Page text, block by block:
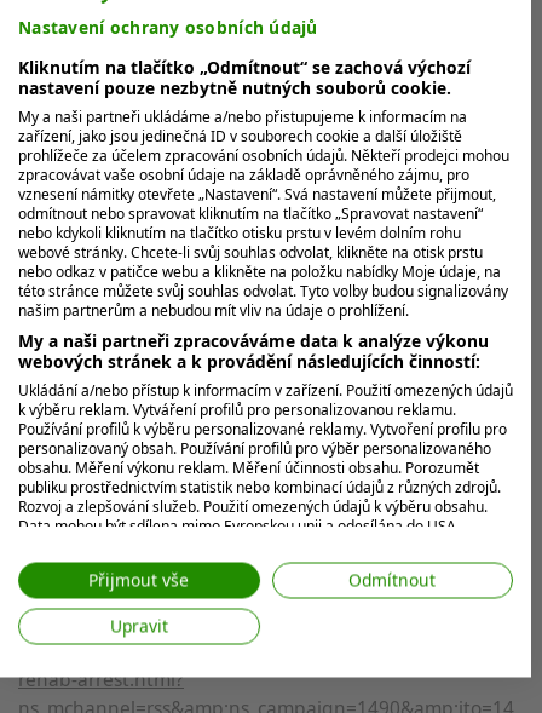
ho zatím nekontaktoval, ale udělám to. Řeknu jen, že jsem
si užíval roli asistenta kapitána po jeho boku, a to slovo
‚sloužit‘ používám záměrně, hned několikrát. Myslím, že do
týmové šatny přinesl mnoho znalostí a zkušeností,“nechal
se slyšetJim Furyk.
Aktuálně se však veškerá pozornost soustředí na Floridu,
kdeVanessa Trumppodstupuje léčbu. Jak potvrzují lidé
z jejího nejbližšího okolí, modelka je obklopena láskou
svých dětí a podporou muže, který se po vlastních
pádech snaží být tím nejpevnějším pilířem.
Zdroj:
https://www.dailymail.com/sport/golf/article-
15842925/vanessa-trump-tiger-woods-cancer-
message.html?
ns_mchannel=rss&amp;ns_campaign=1490&amp;ito=14
90
https://www.dailymail.com/sport/golf/article-
15825423/tiger-woods-vanessa-trump-relationship-
rehab-arrest.html?
Nastavení ochrany osobních údajů
Kliknutím na tlačítko „Odmítnout“ se zachová výchozí
nastavení pouze nezbytně nutných souborů cookie.
My a naši partneři ukládáme a/nebo přistupujeme k informacím na
zařízení, jako jsou jedinečná ID v souborech cookie a další úložiště
prohlížeče za účelem zpracování osobních údajů. Někteří prodejci mohou
zpracovávat vaše osobní údaje na základě oprávněného zájmu, pro
vznesení námitky otevřete „Nastavení“. Svá nastavení můžete přijmout,
odmítnout nebo spravovat kliknutím na tlačítko „Spravovat nastavení“
nebo kdykoli kliknutím na tlačítko otisku prstu v levém dolním rohu
webové stránky. Chcete-li svůj souhlas odvolat, klikněte na otisk prstu
nebo odkaz v patičce webu a klikněte na položku nabídky Moje údaje, na
této stránce můžete svůj souhlas odvolat. Tyto volby budou signalizovány
našim partnerům a nebudou mít vliv na údaje o prohlížení.
My a naši partneři zpracováváme data k analýze výkonu
webových stránek a k provádění následujících činností:
Ukládání a/nebo přístup k informacím v zařízení. Použití omezených údajů
k výběru reklam. Vytváření profilů pro personalizovanou reklamu.
Používání profilů k výběru personalizované reklamy. Vytvoření profilu pro
personalizovaný obsah. Používání profilů pro výběr personalizovaného
obsahu. Měření výkonu reklam. Měření účinnosti obsahu. Porozumět
publiku prostřednictvím statistik nebo kombinací údajů z různých zdrojů.
Rozvoj a zlepšování služeb. Použití omezených údajů k výběru obsahu.
Data mohou být sdílena mimo Evropskou unii a odesílána do USA.
web/aplikaci.
Zobrazit seznam partnerů (7 Prodejci IAB)
Vaše údaje používáme pro následující účely:
Ukládání a/nebo přístup k informacím v
Přijmout vše
Odmítnout
Upravit